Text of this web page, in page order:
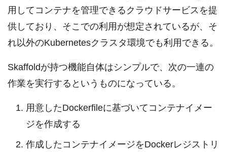
用してコンテナを管理できるクラウドサービスを提
供しており、そこでの利用が想定されているが、そ
れ以外のKubernetesクラスタ環境でも利用できる。
Skaffoldが持つ機能自体はシンプルで、次の一連の
作業を実行するというものになっている。
用意したDockerfileに基づいてコンテナイメー
ジを作成する
作成したコンテナイメージをDockerレジストリ